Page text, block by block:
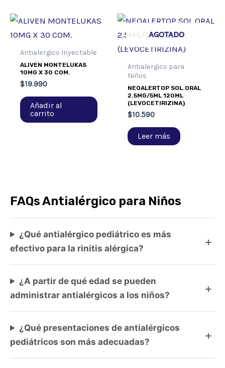
Antialergico Inyectable
ALIVEN MONTELUKAS
10MG X 30 COM.
$19.990
Añadir al
carrito
AGOTADO
Antialergico para
Niños
NEOALERTOP SOL.ORAL
2.5MG/5ML 120ML
(LEVOCETIRIZINA)
$10.590
Leer más
FAQs Antialérgico para Niños
¿Qué antialérgico pediátrico es más
efectivo para la rinitis alérgica?
¿A partir de qué edad se pueden
administrar antialérgicos a los niños?
¿Qué presentaciones de antialérgicos
pediátricos son más adecuadas?